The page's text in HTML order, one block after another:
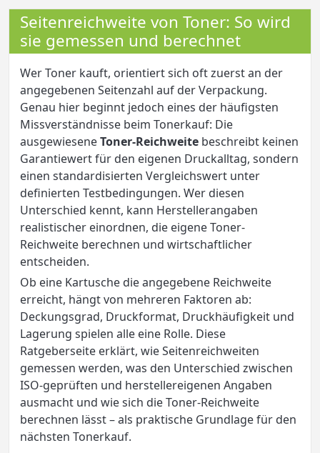
Seitenreichweite von Toner: So wird
sie gemessen und berechnet
Wer Toner kauft, orientiert sich oft zuerst an der
angegebenen Seitenzahl auf der Verpackung.
Genau hier beginnt jedoch eines der häufigsten
Missverständnisse beim Tonerkauf: Die
ausgewieseneToner-Reichweite beschreibt keinen
Garantiewert für den eigenen Druckalltag, sondern
einen standardisierten Vergleichswert unter
definierten Testbedingungen. Wer diesen
Unterschied kennt, kann Herstellerangaben
realistischer einordnen, die eigene Toner-
Reichweite berechnen und wirtschaftlicher
entscheiden.
Ob eine Kartusche die angegebene Reichweite
erreicht, hängt von mehreren Faktoren ab:
Deckungsgrad, Druckformat, Druckhäufigkeit und
Lagerung spielen alle eine Rolle. Diese
Ratgeberseite erklärt, wie Seitenreichweiten
gemessen werden, was den Unterschied zwischen
ISO-geprüften und herstellereigenen Angaben
ausmacht und wie sich die Toner-Reichweite
berechnen lässt – als praktische Grundlage für den
nächsten Tonerkauf.